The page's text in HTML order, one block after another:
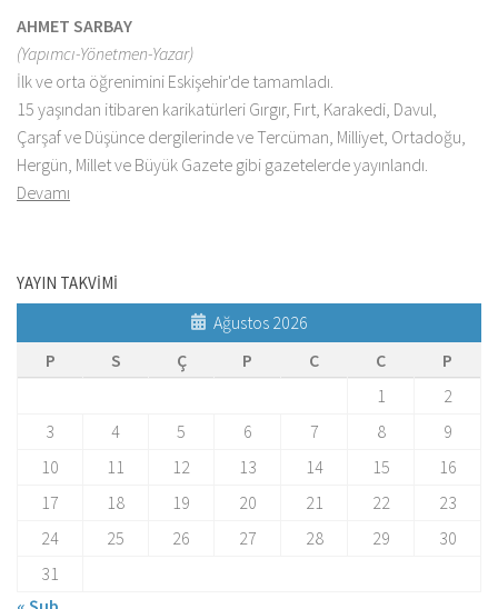
AHMET SARBAY
(Yapımcı-Yönetmen-Yazar)
İlk ve orta öğrenimini Eskişehir'de tamamladı.
15 yaşından itibaren karikatürleri Gırgır, Fırt, Karakedi, Davul,
Çarşaf ve Düşünce dergilerinde ve Tercüman, Milliyet, Ortadoğu,
Hergün, Millet ve Büyük Gazete gibi gazetelerde yayınlandı.
Devamı
YAYIN TAKVİMİ
Ağustos 2026
P
S Ç P C C
P
1
2
3
4 5 6 7 8
9
10
11 12 13 14 15
16
17
18 19 20 21 22
23
24
25 26 27 28 29
30
31